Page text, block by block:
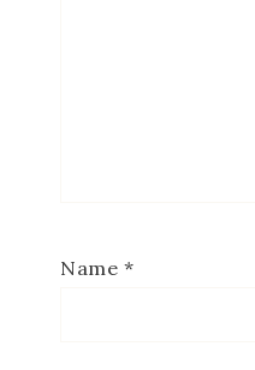
Name *